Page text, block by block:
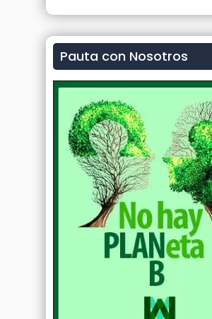
Pauta con Nosotros